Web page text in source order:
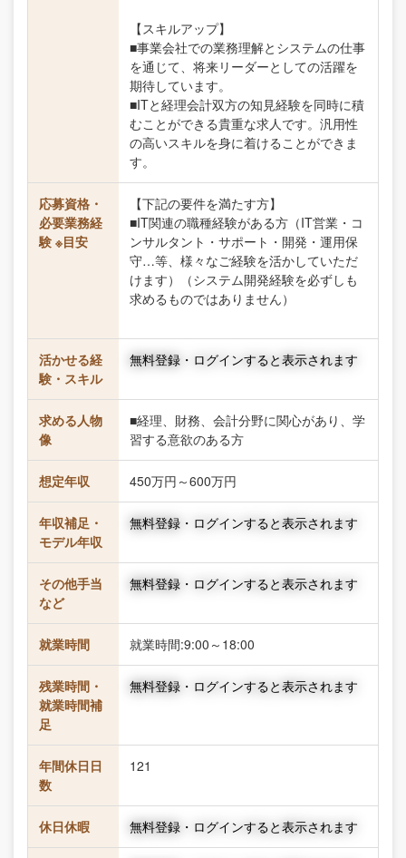
【スキルアップ】
■事業会社での業務理解とシステムの仕事
を通じて、将来リーダーとしての活躍を
期待しています。
■ITと経理会計双方の知見経験を同時に積
むことができる貴重な求人です。汎用性
の高いスキルを身に着けることができま
す。
応募資格・
必要業務経
験 ※目安
【下記の要件を満たす方】
■IT関連の職種経験がある方（IT営業・コ
ンサルタント・サポート・開発・運用保
守…等、様々なご経験を活かしていただ
けます）（システム開発経験を必ずしも
求めるものではありません）
活かせる経
験・スキル
無料登録・ログインすると表示されます
求める人物
像
■経理、財務、会計分野に関心があり、学
習する意欲のある方
想定年収 450万円～600万円
年収補足・
モデル年収
無料登録・ログインすると表示されます
その他手当
など
無料登録・ログインすると表示されます
就業時間 就業時間:9:00～18:00
残業時間・
就業時間補
足
無料登録・ログインすると表示されます
年間休日日
数
121
休日休暇 無料登録・ログインすると表示されます